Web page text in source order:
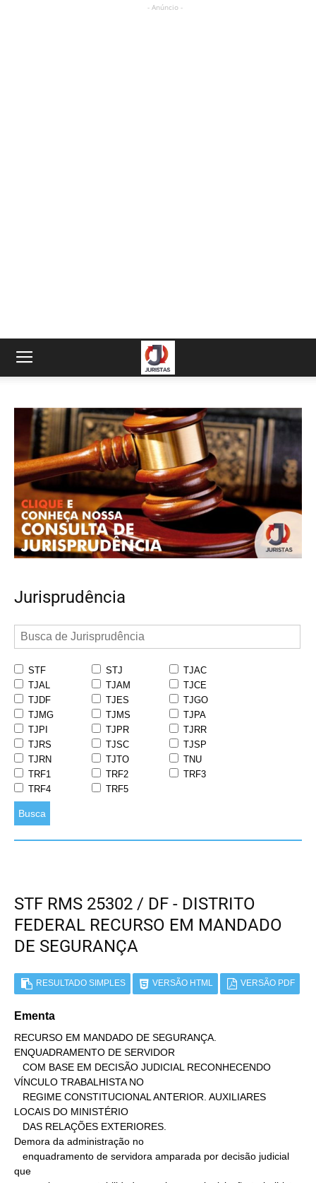
- Anúncio -
Jurisprudência
STF STJ
TJAC
TJAL
TJAM
TJCE
TJDF
TJES
TJGO
TJMG
TJMS
TJPA
TJPI
TJPR
TJRR
TJRS
TJSC
TJSP
TJRN
TJTO
TNU
TRF1
TRF2
TRF3
TRF4
TRF5
Busca
STF RMS 25302 / DF - DISTRITO
FEDERAL RECURSO EM MANDADO
DE SEGURANÇA
RESULTADO SIMPLES VERSÃO HTML VERSÃO PDF
Ementa
RECURSO EM MANDADO DE SEGURANÇA.
ENQUADRAMENTO DE SERVIDOR
VÍNCULO TRABALHISTA NO
LOCAIS DO MINISTÉRIO
Demora da administração no
que